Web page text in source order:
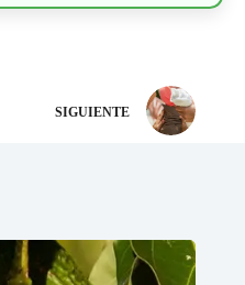
SIGUIENTE